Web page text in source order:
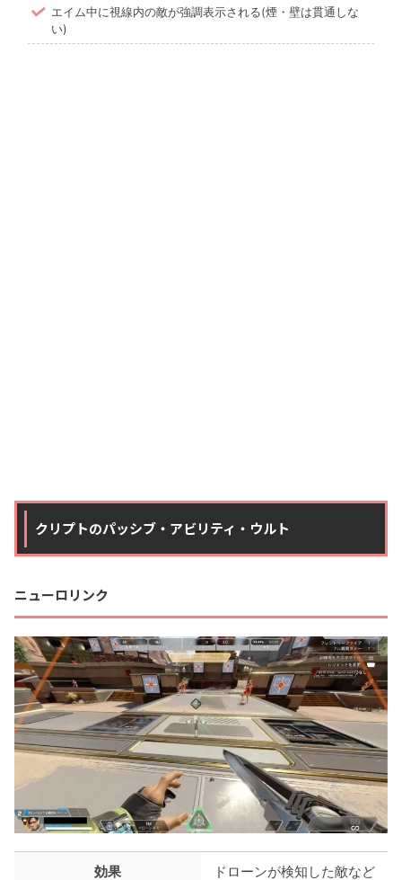
エイム中に視線内の敵が強調表示される(煙・壁は貫通しな
い)
クリプトのパッシブ・アビリティ・ウルト
ニューロリンク
効果
ドローンが検知した敵など